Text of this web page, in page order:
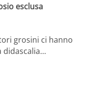
esclusa
grosini ci hanno
didascalia…